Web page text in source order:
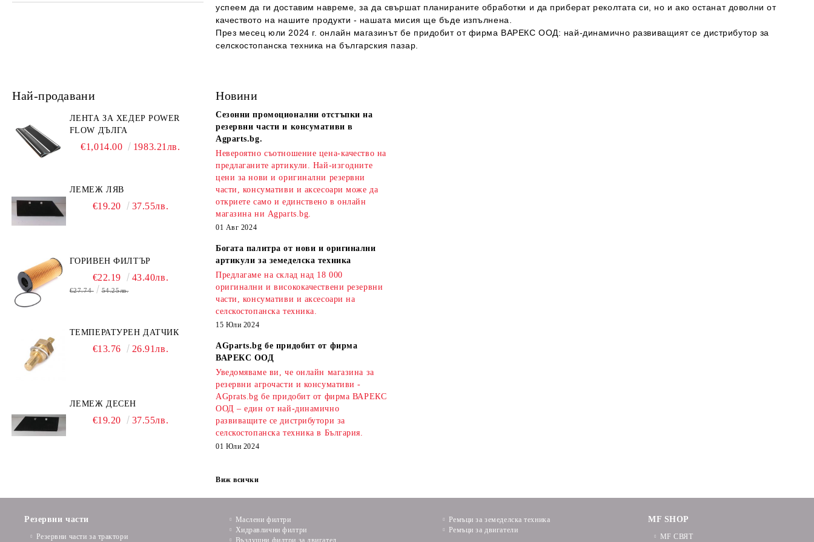
Други филтри
Работни органи за мулчери
успеем да ги доставим навреме, за да свършат планираните обработки и да приберат реколтата си, но и ако останат доволни от
качеството на нашите продукти - нашата мисия ще бъде изпълнена.
През месец юли 2024 г. онлайн магазинът бе придобит от фирма ВАРЕКС ООД: най-динамично развиващият се дистрибутор за
селскостопанска техника на българския пазар.
Най-продавани
ЛЕНТА ЗА ХЕДЕР POWER
FLOW ДЪЛГА
€1,014.00 1983.21лв.
ЛЕМЕЖ ЛЯВ
€19.20 37.55лв.
ГОРИВЕН ФИЛТЪР
€22.19 43.40лв.
€27.74 54.25лв.
ТЕМПЕРАТУРЕН ДАТЧИК
€13.76 26.91лв.
ЛЕМЕЖ ДЕСЕН
€19.20 37.55лв.
Новини
Сезонни промоционални отстъпки на
резервни части и консумативи в
Agparts.bg.
Невероятно съотношение цена-качество на
предлаганите артикули. Най-изгодните
цени за нови и оригинални резервни
части, консумативи и аксесоари може да
откриете само и единствено в онлайн
магазина ни Agparts.bg.
01 Авг 2024
Богата палитра от нови и оригинални
артикули за земеделска техника
Предлагаме на склад над 18 000
оригинални и висококачествени резервни
части, консумативи и аксесоари на
селскостопанска техника.
15 Юли 2024
AGparts.bg бе придобит от фирма
ВАРЕКС ООД
Уведомяваме ви, че онлайн магазина за
резервни агрочасти и консумативи -
AGprats.bg бе придобит от фирма ВАРЕКС
ООД – един от най-динамично
развиващите се дистрибутори за
селскостопанска техника в България.
01 Юли 2024
Виж всички
Резервни части
Резервни части за трактори
Маслени филтри
Хидравлични филтри
Въздушни филтри за двигател
Ремъци за земеделска техника
Ремъци за двигатели
MF SHOP
MF СВЯТ